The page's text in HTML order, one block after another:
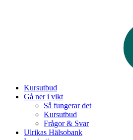
Kursutbud
Gå ner i vikt
Så fungerar det
Kursutbud
Frågor & Svar
Ulrikas Hälsobank